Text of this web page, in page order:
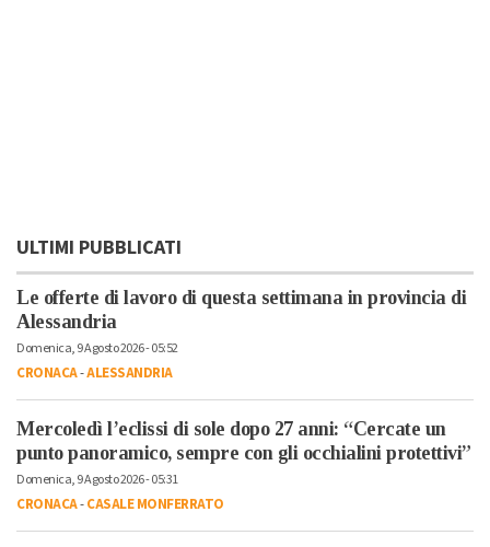
ULTIMI PUBBLICATI
Le offerte di lavoro di questa settimana in provincia di
Alessandria
Domenica, 9 Agosto 2026 - 05:52
CRONACA-ALESSANDRIA
Mercoledì l’eclissi di sole dopo 27 anni: “Cercate un
punto panoramico, sempre con gli occhialini protettivi”
Domenica, 9 Agosto 2026 - 05:31
CRONACA-CASALE MONFERRATO